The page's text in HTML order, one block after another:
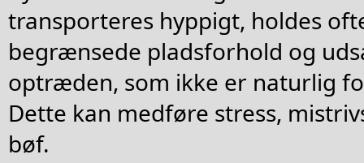
transporteres hyppigt, holdes
begrænsede pladsforhold og
optræden, som ikke er naturlig
Dette kan medføre stress,
bøf.